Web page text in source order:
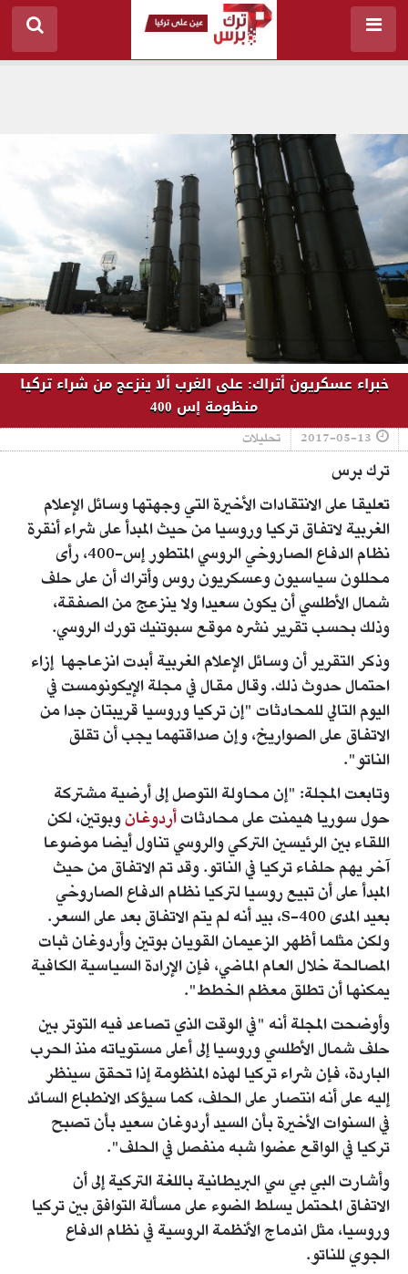
خبراء عسكريون أتراك: على الغرب ألا ينزعج من شراء تركيا
منظومة إس 400
2017-05-13 تحليلات
ترك برس
تعليقا على الانتقادات الأخيرة التي وجهتها وسائل الإعلام
الغربية لاتفاق تركيا وروسيا من حيث المبدأ على شراء أنقرة
نظام الدفاع الصاروخي الروسي المتطور إس-400، رأى
محللون سياسيون وعسكريون روس وأتراك أن على حلف
شمال الأطلسي أن يكون سعيدا ولا ينزعج من الصفقة،
وذلك بحسب تقرير نشره موقع سبوتنيك تورك الروسي.
وذكر التقرير أن وسائل الإعلام الغربية أبدت انزعاجها إزاء
احتمال حدوث ذلك. وقال مقال في مجلة الإيكونومست في
اليوم التالي للمحادثات "إن تركيا وروسيا قريبتان جدا من
الاتفاق على الصواريخ، وإن صداقتهما يجب أن تقلق
الناتو".
وتابعت المجلة: "إن محاولة التوصل إلى أرضية مشتركة
حول سوريا هيمنت على محادثاتأردوغانوبوتين، لكن
اللقاء بين الرئيسين التركي والروسي تناول أيضا موضوعا
آخر يهم حلفاء تركيا في الناتو. وقد تم الاتفاق من حيث
المبدأ على أن تبيع روسيا لتركيا نظام الدفاع الصاروخي
بعيد المدى S-400، بيد أنه لم يتم الاتفاق بعد على السعر.
ولكن مثلما أظهر الزعيمان القويان بوتين وأردوغان ثبات
المصالحة خلال العام الماضي، فإن الإرادة السياسية الكافية
يمكنها أن تطلق معظم الخطط".
وأوضحت المجلة أنه "في الوقت الذي تصاعد فيه التوتر بين
حلف شمال الأطلسي وروسيا إلى أعلى مستوياته منذ الحرب
الباردة، فإن شراء تركيا لهذه المنظومة إذا تحقق سينظر
إليه على أنه انتصار على الحلف، كما سيؤكد الانطباع السائد
في السنوات الأخيرة بأن السيد أردوغان سعيد بأن تصبح
تركيا في الواقع عضوا شبه منفصل في الحلف".
وأشارت البي بي سي البريطانية باللغة التركية إلى أن
الاتفاق المحتمل يسلط الضوء على مسألة التوافق بين تركيا
وروسيا، مثل اندماج الأنظمة الروسية في نظام الدفاع
الجوي للناتو.